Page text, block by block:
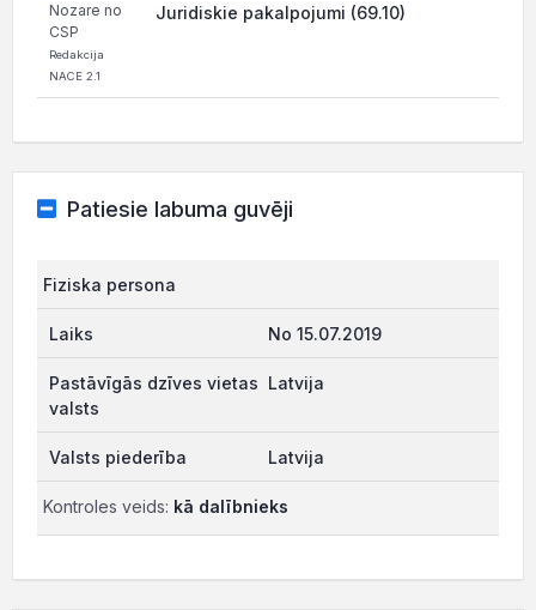
Nozare no
CSP
Redakcija
NACE 2.1
Juridiskie pakalpojumi (69.10)
Patiesie labuma guvēji
Fiziska persona
No 15.07.2019
Latvija
Latvija
Kontroles veids: kā dalībnieks